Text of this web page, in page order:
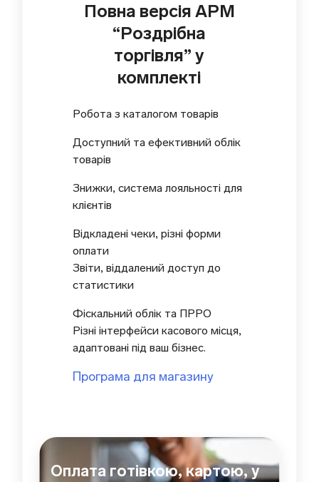
Повна версія АРМ
“Роздрібна
торгівля” у
комплекті
Робота з каталогом товарів
Доступний та ефективний облік
товарів
Знижки, система лояльності для
клієнтів
Відкладені чеки, різні форми
оплати
Звіти, віддалений доступ до
статистики
Фіскальний облік та ПРРО
Різні інтерфейси касового місця,
адаптовані під ваш бізнес.
Програма для магазину
Оплата готівкою, картою, у